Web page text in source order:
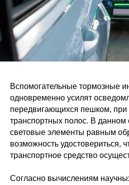
Вспомогательные тормозные
одновременно усилят
передвигающихся пешком, при
транспортных полос. В данном
световые элементы равным
возможность удостовериться,
транспортное средство
Согласно вычислениям